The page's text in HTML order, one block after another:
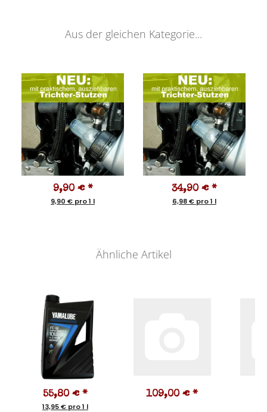
Aus der gleichen Kategorie...
9,90 € *
9,90 € pro 1 l
34,90 € *
6,98 € pro 1 l
Ähnliche Artikel
55,80 € *
13,95 € pro 1 l
109,00 € *